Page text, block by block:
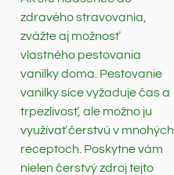
zdravého stravovania,
zvážte aj možnosť
vlastného pestovania
vanilky doma. Pestovanie
vanilky síce vyžaduje čas a
trpezlivosť, ale možno ju
využívať čerstvú v mnohých
receptoch. Poskytne vám
nielen čerstvý zdroj tejto